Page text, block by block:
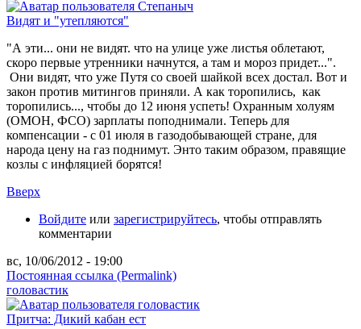
Видят и "утепляются"
"А эти... они не видят. что на улице уже листья облетают,
скоро первые утренники начнутся, а там и мороз придет...".
Они видят, что уже Путя со своей шайкой всех достал. Вот и
закон против митингов приняли. А как торопились, как
торопились..., чтобы до 12 июня успеть! Охранным холуям
(ОМОН, ФСО) зарплаты поподнимали. Теперь для
компенсации - с 01 июля в газодобывающей стране, для
народа цену на газ поднимут. Энто таким образом, правящие
козлы с инфляцией борятся!
Вверх
Войдите или зарегистрируйтесь, чтобы отправлять
комментарии
вс, 10/06/2012 - 19:00
Постоянная ссылка (Permalink)
головастик
Притча: Дикий кабан ест